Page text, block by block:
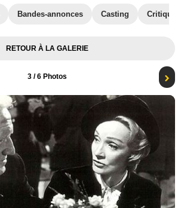
Bandes-annonces Casting
RETOUR À LA GALERIE
3 / 6 Photos